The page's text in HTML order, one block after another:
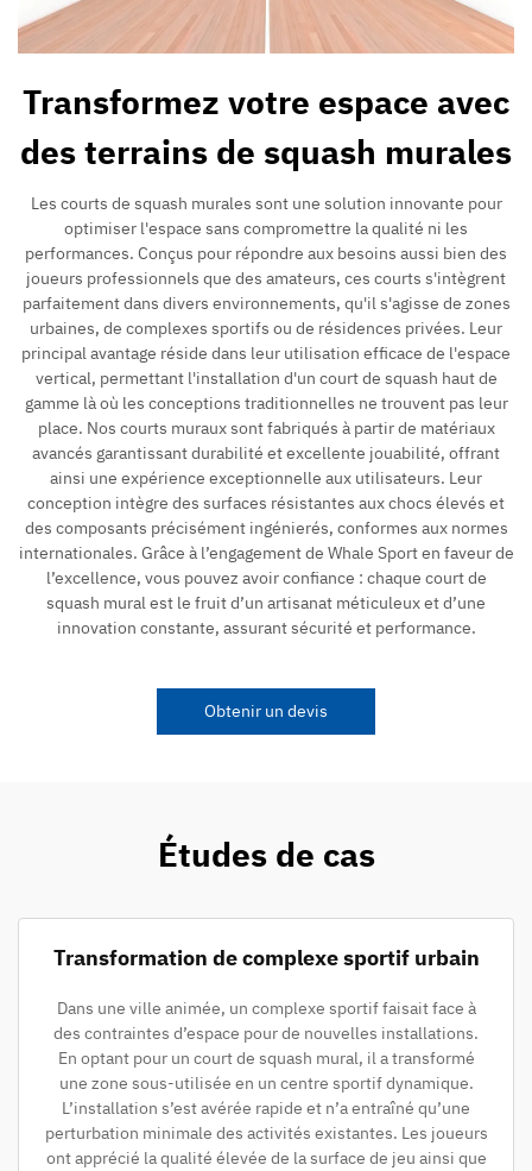
Transformez votre espace avec
des terrains de squash murales
Les courts de squash murales sont une solution innovante pour
optimiser l'espace sans compromettre la qualité ni les
performances. Conçus pour répondre aux besoins aussi bien des
joueurs professionnels que des amateurs, ces courts s'intègrent
parfaitement dans divers environnements, qu'il s'agisse de zones
urbaines, de complexes sportifs ou de résidences privées. Leur
principal avantage réside dans leur utilisation efficace de l'espace
vertical, permettant l'installation d'un court de squash haut de
gamme là où les conceptions traditionnelles ne trouvent pas leur
place. Nos courts muraux sont fabriqués à partir de matériaux
avancés garantissant durabilité et excellente jouabilité, offrant
ainsi une expérience exceptionnelle aux utilisateurs. Leur
conception intègre des surfaces résistantes aux chocs élevés et
des composants précisément ingénierés, conformes aux normes
internationales. Grâce à l’engagement de Whale Sport en faveur de
l’excellence, vous pouvez avoir confiance : chaque court de
squash mural est le fruit d’un artisanat méticuleux et d’une
innovation constante, assurant sécurité et performance.
Obtenir un devis
Études de cas
Transformation de complexe sportif urbain
Dans une ville animée, un complexe sportif faisait face à
des contraintes d’espace pour de nouvelles installations.
En optant pour un court de squash mural, il a transformé
une zone sous-utilisée en un centre sportif dynamique.
L’installation s’est avérée rapide et n’a entraîné qu’une
perturbation minimale des activités existantes. Les joueurs
ont apprécié la qualité élevée de la surface de jeu ainsi que